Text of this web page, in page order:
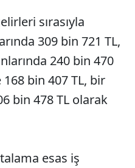
sırasıyla
309 bin 721 TL,
240 bin 470
bin 407 TL, bir
bin 478 TL olarak
esas iş